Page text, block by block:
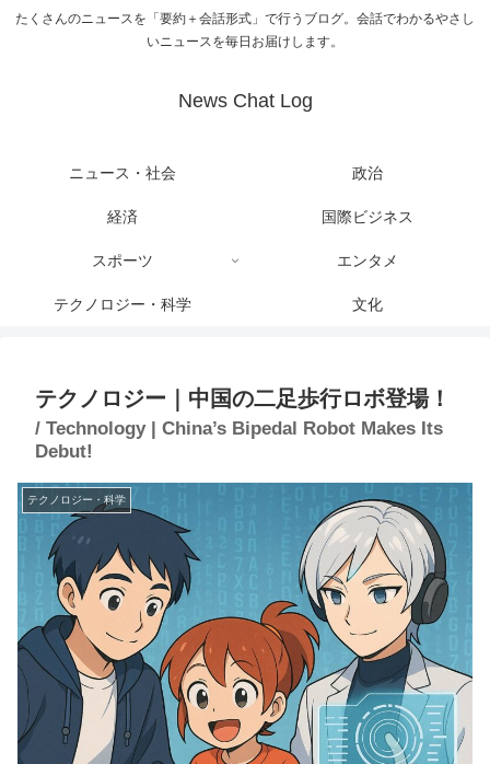
たくさんのニュースを「要約＋会話形式」で行うブログ。会話でわかるやさし
いニュースを毎日お届けします。
News Chat Log
ニュース・社会 政治
経済 国際ビジネス
スポーツ エンタメ
テクノロジー・科学 文化
テクノロジー｜中国の二足歩行ロボ登場！
/ Technology | China’s Bipedal Robot Makes Its
Debut!
テクノロジー・科学